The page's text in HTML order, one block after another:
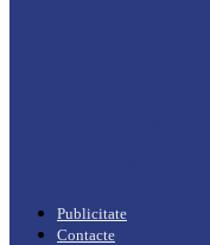
Publicitate
Contacte